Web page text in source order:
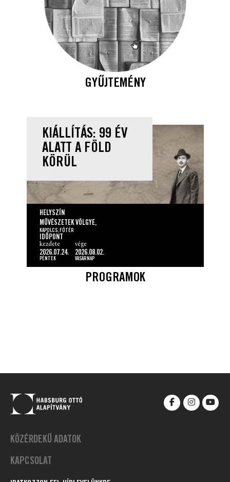
GYŰJTEMÉNY
KIÁLLÍTÁS: 99 ÉV
ALATT A FÖLD
KÖRÜL
HELYSZÍN
MŰVÉSZETEK VÖLGYE,
KAPOLCS, FŐTÉR
IDŐPONT
kezdete
2026.07.24.
PÉNTEK
vége
2026.08.02.
VASÁRNAP
PROGRAMOK
KÖZÉRDEKŰ ADATOK
KAPCSOLAT